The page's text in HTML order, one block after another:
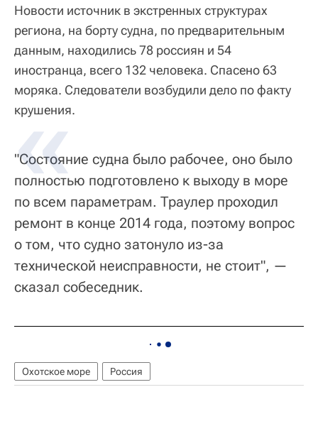
Новости источник в экстренных структурах
региона, на борту судна, по предварительным
данным, находились 78 россиян и 54
иностранца, всего 132 человека. Спасено 63
моряка. Следователи возбудили дело по факту
крушения.
"Состояние судна было рабочее, оно было
полностью подготовлено к выходу в море
по всем параметрам. Траулер проходил
ремонт в конце 2014 года, поэтому вопрос
о том, что судно затонуло из-за
технической неисправности, не стоит", —
сказал собеседник.
Охотское море Россия